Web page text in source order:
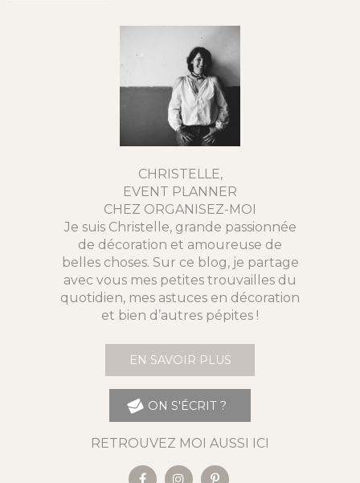
CHRISTELLE,
EVENT PLANNER
CHEZ ORGANISEZ-MOI
Je suis Christelle, grande passionnée
de décoration et amoureuse de
belles choses. Sur ce blog, je partage
avec vous mes petites trouvailles du
quotidien, mes astuces en décoration
et bien d’autres pépites !
EN SAVOIR PLUS
ON S'ÉCRIT ?
RETROUVEZ MOI AUSSI ICI